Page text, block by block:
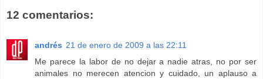
12 comentarios:
andrés 21 de enero de 2009 a las 22:11
Me parece la labor de no dejar a nadie atras, no por ser
animales no merecen atencion y cuidado, un aplauso a